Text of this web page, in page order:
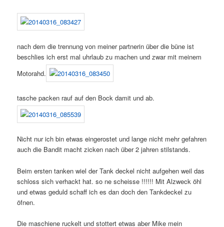
nach dem die trennung von meiner partnerin über die büne ist
beschlies ich erst mal uhrlaub zu machen und zwar mit meinem
Motorahd.
tasche packen rauf auf den Bock damit und ab.
Nicht nur ich bin etwas eingerostet und lange nicht mehr gefahren
auch die Bandit macht zicken nach über 2 jahren stilstands.
Beim ersten tanken wiel der Tank deckel nicht aufgehen weil das
schloss sich verhackt hat. so ne scheisse !!!!!! Mit Alzweck öhl
und etwas geduld schaff ich es dan doch den Tankdeckel zu
öfnen.
Die maschiene ruckelt und stottert etwas aber Mike mein